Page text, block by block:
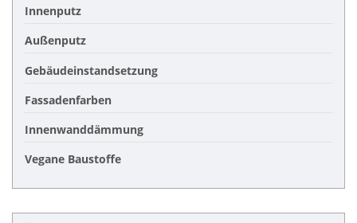
Innenputz
Außenputz
Gebäudeinstandsetzung
Fassadenfarben
Innenwanddämmung
Vegane Baustoffe